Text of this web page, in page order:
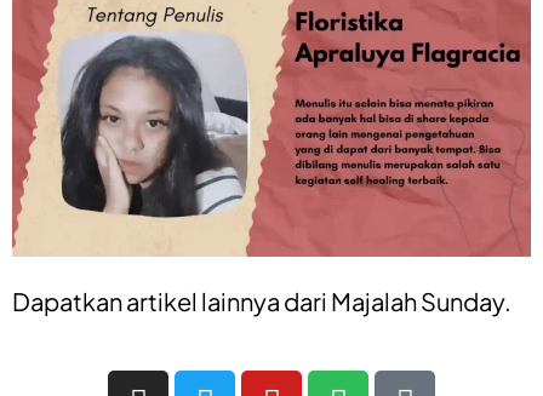
Dapatkan artikel lainnya dari Majalah Sunday.